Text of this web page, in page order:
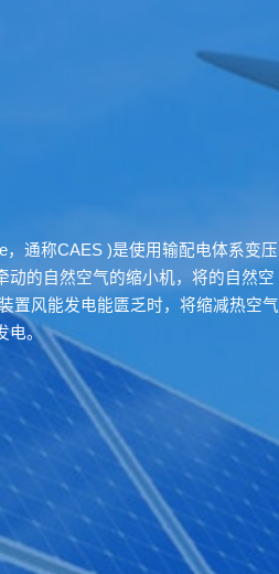
通称CAES )是使用输配电体系变压
动的自然空气的缩小机，将的自然空
置风能发电能匮乏时，将缩减热空气
电。